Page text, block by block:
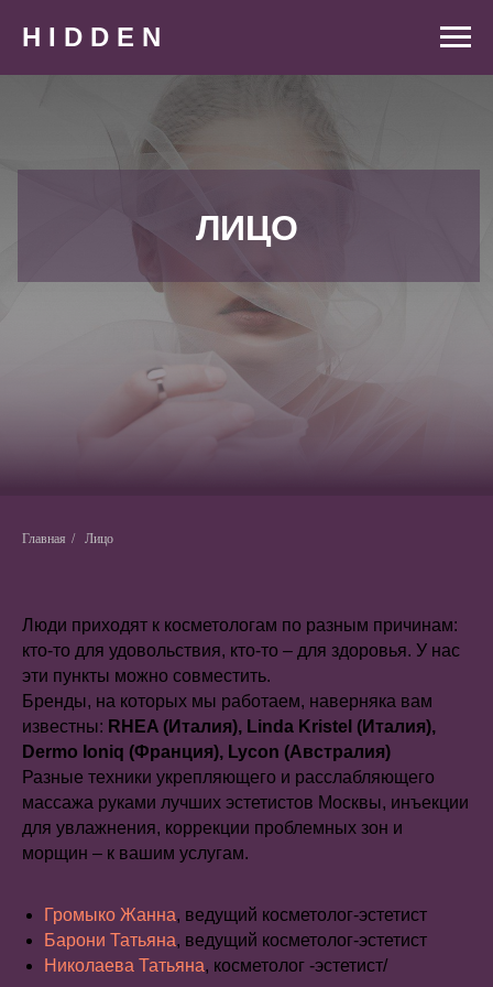
H I D D E N
ЛИЦО
Главная / Лицо
Люди приходят к косметологам по разным причинам:
кто-то для удовольствия, кто-то – для здоровья. У нас
эти пункты можно совместить.
Бренды, на которых мы работаем, наверняка вам
известны: RHEA (Италия), Linda Kristel (Италия),
Dermo Ioniq (Франция), Lycon (Австралия)
Разные техники укрепляющего и расслабляющего
массажа руками лучших эстетистов Москвы, инъекции
для увлажнения, коррекции проблемных зон и
морщин – к вашим услугам.
Громыко Жанна, ведущий косметолог-эстетист
Барони Татьяна, ведущий косметолог-эстетист
Николаева Татьяна, косметолог -эстетист/